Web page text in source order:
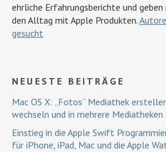
ehrliche Erfahrungsberichte und
den Alltag mit Apple Produkten.
gesucht
NEUESTE BEITRÄGE
Mac OS X: „Fotos“ Mediathek
wechseln und in mehrere
Einstieg in die Apple Swift
für iPhone, iPad, Mac und die Apple